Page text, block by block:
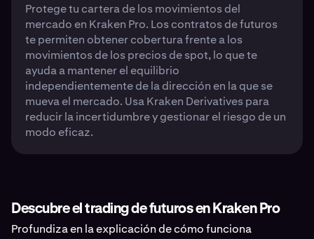
Protege tu cartera de los movimientos del
mercado en Kraken Pro. Los contratos de futuros
te permiten obtener cobertura frente a los
movimientos de los precios de spot, lo que te
ayuda a mantener el equilibrio
independientemente de la dirección en la que se
mueva el mercado. Usa Kraken Derivatives para
reducir la incertidumbre y gestionar el riesgo de un
modo eficaz.
Descubre el trading de futuros en Kraken Pro
Profundiza en la explicación de cómo funciona